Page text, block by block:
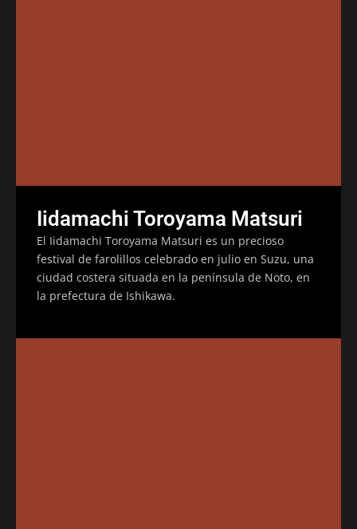
Iidamachi Toroyama Matsuri
El Iidamachi Toroyama Matsuri es un precioso
festival de farolillos celebrado en julio en Suzu, una
ciudad costera situada en la península de Noto, en
la prefectura de Ishikawa.